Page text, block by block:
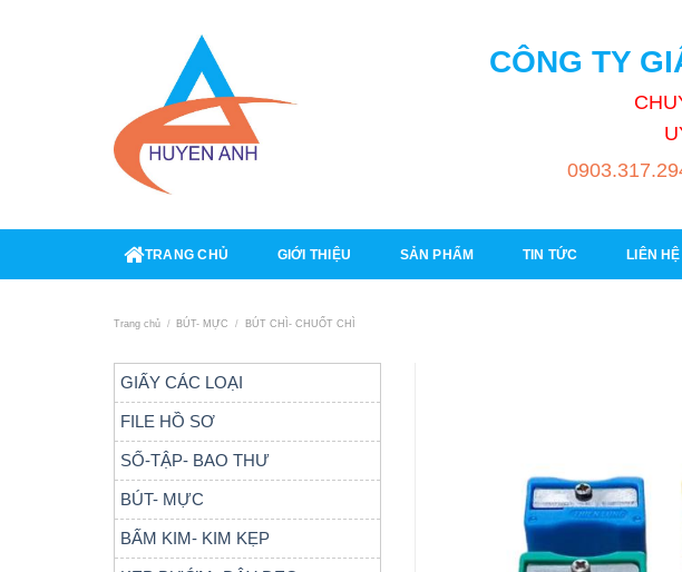
CÔNG TY
TRANG CHỦ GIỚI THIỆU SẢN PHẨM TIN TỨC LIÊN HỆ
Trang chủ / BÚT- MỰC / BÚT CHÌ- CHUỐT CHÌ
GIẤY CÁC LOẠI
FILE HỒ SƠ
SỐ-TẬP- BAO THƯ
BÚT- MỰC
BẤM KIM- KIM KẸP